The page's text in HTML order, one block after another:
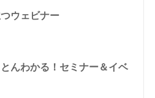
ウェビナー
んわかる！セミナー＆イベ